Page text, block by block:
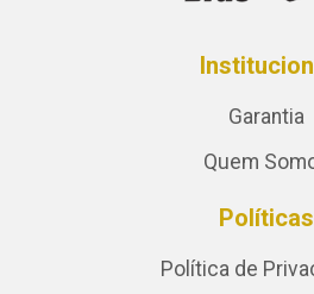
Garantia
Quem
Políticas
Política de